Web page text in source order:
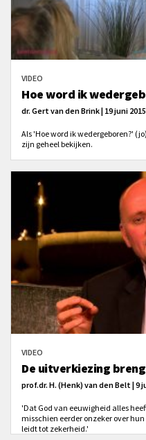
VIDEO
Hoe word ik
dr. Gert van den Brink | 19 juni 2015
Als 'Hoe word ik wedergeboren?'
zijn geheel bekijken.
VIDEO
De uitverkiezing
prof.dr. H. (Henk) van den Belt | 9
'Dat God van eeuwigheid alles
misschien eerder onzeker over
leidt tot zekerheid.'